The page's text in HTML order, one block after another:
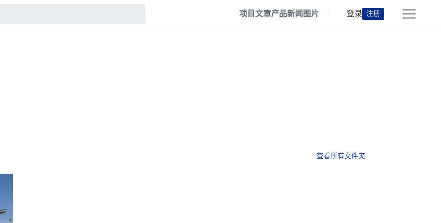
项目文章产品新闻 图片 登录 注册
查看所有文件夹